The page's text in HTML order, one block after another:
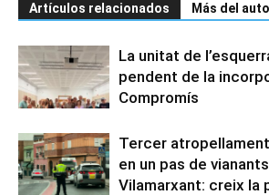
Artículos relacionados Más del
La unitat de
pendent de la
Compromís
Tercer
en un pas de
Vilamarxant: creix la